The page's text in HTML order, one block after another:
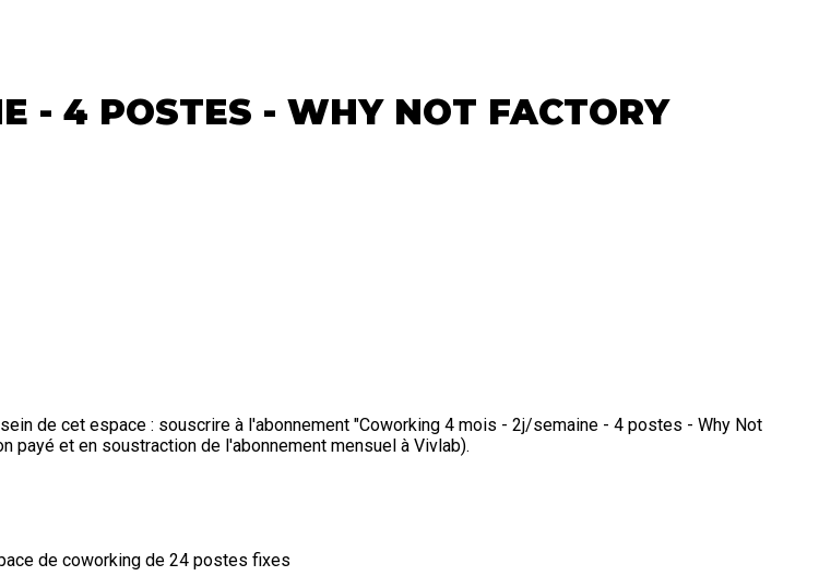
- 4 POSTES - WHY NOT FACTORY
de cet espace : souscrire à l'abonnement "Coworking 4 mois - 2j/semaine - 4 postes - Why Not
payé et en soustraction de l'abonnement mensuel à Vivlab).
de coworking de 24 postes fixes